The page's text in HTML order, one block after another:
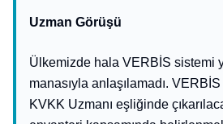
Uzman Görüşü
Ülkemizde hala VERBİS sistemi
manasıyla anlaşılamadı.
KVKK Uzmanı eşliğinde